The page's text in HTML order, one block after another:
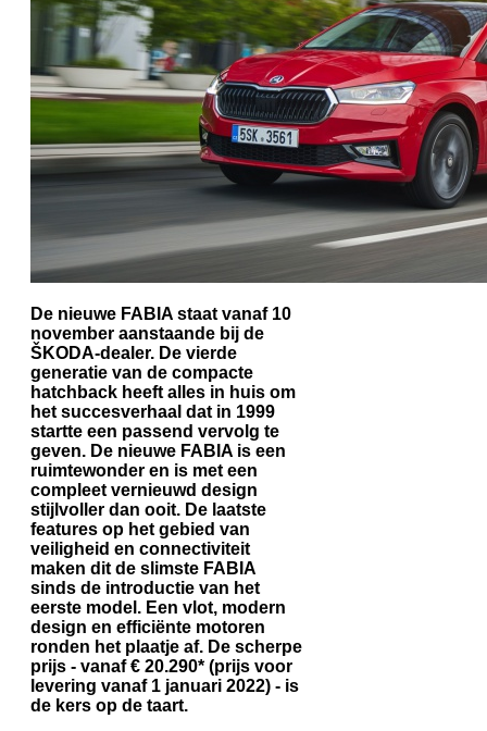
De nieuwe FABIA staat vanaf 10
november aanstaande bij de
ŠKODA-dealer. De vierde
generatie van de compacte
hatchback heeft alles in huis om
het succesverhaal dat in 1999
startte een passend vervolg te
geven. De nieuwe FABIA is een
ruimtewonder en is met een
compleet vernieuwd design
stijlvoller dan ooit. De laatste
features op het gebied van
veiligheid en connectiviteit
maken dit de slimste FABIA
sinds de introductie van het
eerste model. Een vlot, modern
design en efficiënte motoren
ronden het plaatje af. De scherpe
prijs - vanaf € 20.290* (prijs voor
levering vanaf 1 januari 2022) - is
de kers op de taart.